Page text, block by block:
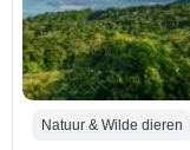
Natuur & Wilde dieren